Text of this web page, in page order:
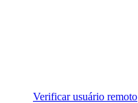
Verificar usuário remoto